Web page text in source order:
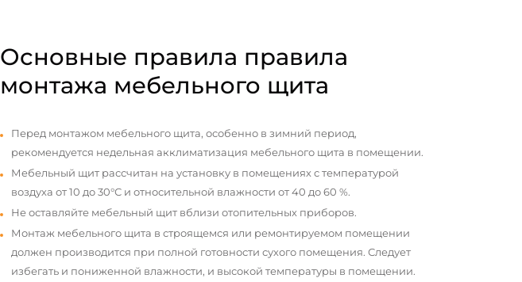
Основные правила правила
монтажа мебельного щита
Перед монтажом мебельного щита, особенно в зимний период,
рекомендуется недельная акклиматизация мебельного щита в помещении.
Мебельный щит рассчитан на установку в помещениях с температурой
воздуха от 10 до 30°С и относительной влажности от 40 до 60 %.
Не оставляйте мебельный щит вблизи отопительных приборов.
Монтаж мебельного щита в строящемся или ремонтируемом помещении
должен производится при полной готовности сухого помещения. Следует
избегать и пониженной влажности, и высокой температуры в помещении.